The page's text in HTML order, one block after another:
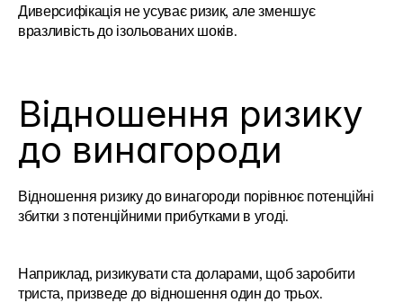
Диверсифікація не усуває ризик, але зменшує
вразливість до ізольованих шоків.
Відношення ризику
до винагороди
Відношення ризику до винагороди порівнює потенційні
збитки з потенційними прибутками в угоді.
Наприклад, ризикувати ста доларами, щоб заробити
триста, призведе до відношення один до трьох.